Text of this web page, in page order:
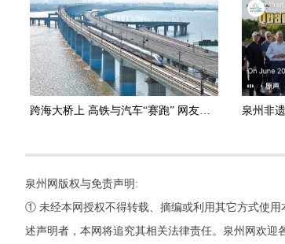
泉州网版权与免责声明:
① 未经本网授权不得转载、摘编或利用其它方式使用
述声明者，本网将追究其相关法律责任。泉州网欢迎